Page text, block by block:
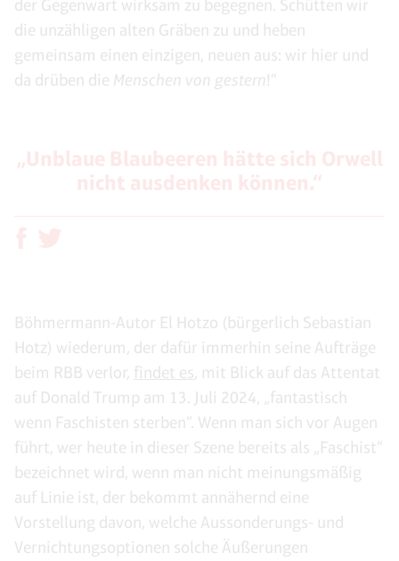
der Gegenwart wirksam zu begegnen. Schütten wir
die unzähligen alten Gräben zu und heben
gemeinsam einen einzigen, neuen aus: wir hier und
da drüben die Menschen von gestern!“
Böhmermann-Autor El Hotzo (bürgerlich Sebastian
Hotz) wiederum, der dafür immerhin seine Aufträge
beim RBB verlor,
findet es, mit Blick auf das Attentat
auf Donald Trump am 13. Juli 2024, „fantastisch
wenn Faschisten sterben“. Wenn man sich vor Augen
führt, wer heute in dieser Szene bereits als „Faschist“
bezeichnet wird, wenn man nicht meinungsmäßig
auf Linie ist, der bekommt annähernd eine
Vorstellung davon, welche Aussonderungs- und
Vernichtungsoptionen solche Äußerungen